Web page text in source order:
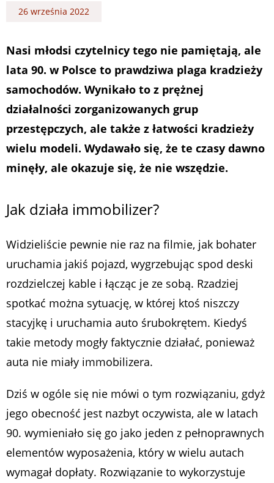
26 września 2022
Nasi młodsi czytelnicy tego nie pamiętają, ale
lata 90. w Polsce to prawdziwa plaga kradzieży
samochodów. Wynikało to z prężnej
działalności zorganizowanych grup
przestępczych, ale także z łatwości kradzieży
wielu modeli. Wydawało się, że te czasy dawno
minęły, ale okazuje się, że nie wszędzie.
Jak działa immobilizer?
Widzieliście pewnie nie raz na filmie, jak bohater
uruchamia jakiś pojazd, wygrzebując spod deski
rozdzielczej kable i łącząc je ze sobą. Rzadziej
spotkać można sytuację, w której ktoś niszczy
stacyjkę i uruchamia auto śrubokrętem. Kiedyś
takie metody mogły faktycznie działać, ponieważ
auta nie miały immobilizera.
Dziś w ogóle się nie mówi o tym rozwiązaniu, gdyż
jego obecność jest nazbyt oczywista, ale w latach
90. wymieniało się go jako jeden z pełnoprawnych
elementów wyposażenia, który w wielu autach
wymagał dopłaty. Rozwiązanie to wykorzystuje